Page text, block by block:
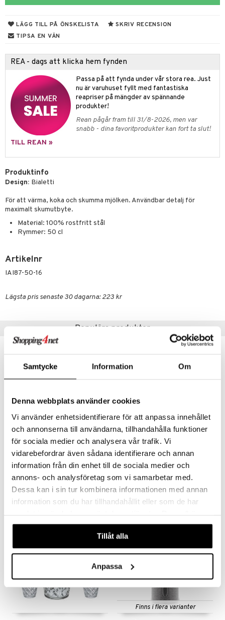
Samtycke Information Om
Denna webbplats använder cookies
Vi använder enhetsidentifierare för att anpassa innehållet
och annonserna till användarna, tillhandahålla funktioner
för sociala medier och analysera vår trafik. Vi
vidarebefordrar även sådana identifierare och annan
information från din enhet till de sociala medier och
annons- och analysföretag som vi samarbetar med.
Dessa kan i sin tur kombinera informationen med annan
information som du har tillhandahållit eller som de har
våra cookies vid fortsatt användande av vår webbplats.
Tillåt alla
Anpassa
LÄGG TILL PÅ ÖNSKELISTA
SKRIV RECENSION
TIPSA EN VÄN
REA - dags att klicka hem fynden
Passa på att fynda under vår stora rea. Just
nu är varuhuset fyllt med fantastiska
reapriser på mängder av spännande
produkter!
Rean pågår fram till 31/8-2026, men var
snabb - dina favoritprodukter kan fort ta slut!
TILL REAN »
Produktinfo
Design: Bialetti
För att värma, koka och skumma mjölken. Användbar detalj för
maximalt skumutbyte.
Material: 100% rostfritt stål
Rymmer: 50 cl
Artikelnr
IAI87-50-16
Lägsta pris senaste 30 dagarna: 223 kr
Populära produkter
Finns i flera varianter
Grand Cru Termoskanna
ROSENDAHL
fr. 390
Finns i flera varianter
Kulan termoskanna
ALFI
379
Finns i flera varianter
/ Outdoor
tallrikar
Bakformar
& Skålar
& Täcken
& Täcken
& Matare
insektsskydd
svar